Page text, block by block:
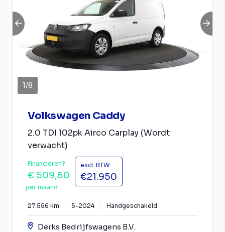
1/8
Volkswagen Caddy
2.0 TDI 102pk Airco Carplay (Wordt
verwacht)
Financieren?
€ 509,60
per maand
excl. BTW
€21.950
27.556 km 5-2024 Handgeschakeld
Derks Bedrijfswagens B.V.